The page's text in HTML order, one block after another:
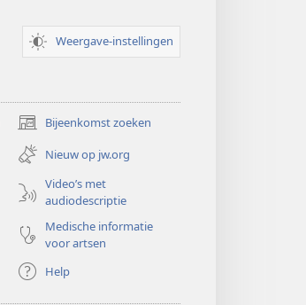
Weergave-instellingen
Bijeenkomst zoeken
(opent
nieuw
venster)
Nieuw op jw.org
Video’s met
audiodescriptie
Medische informatie
voor artsen
Help